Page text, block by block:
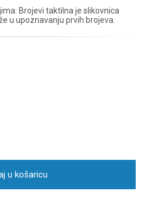
Brojevi taktilna je slikovnica
u upoznavanju prvih brojeva.
u košaricu